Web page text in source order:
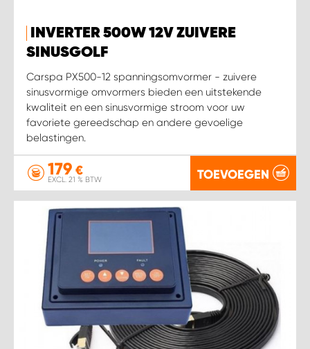
INVERTER 500W 12V ZUIVERE
SINUSGOLF
Carspa PX500-12 spanningsomvormer - zuivere
sinusvormige omvormers bieden een uitstekende
kwaliteit en een sinusvormige stroom voor uw
favoriete gereedschap en andere gevoelige
belastingen.
179 €
EXCL. 21 % BTW TOEVOEGEN